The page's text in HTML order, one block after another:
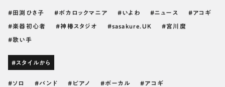
田渕ひさ子 ボカロックマニア いよわ ニュース アコギ
楽器初心者 神椿スタジオ sasakure.UK 宮川麿
歌い手
#スタイルから
ソロ バンド ピアノ ボーカル アコギ